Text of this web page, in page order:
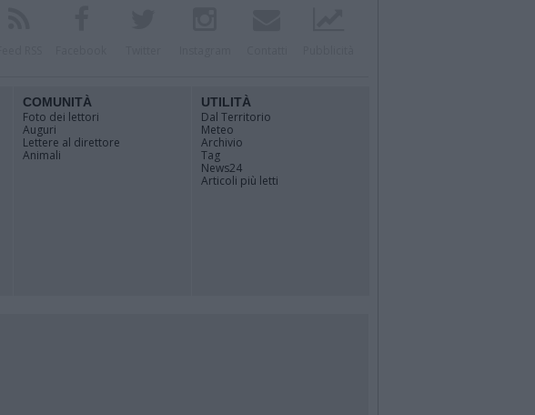
COMUNITÀ
Foto dei lettori
Auguri
Lettere al direttore
Animali
UTILITÀ
Dal Territorio
Meteo
Archivio
Tag
News24
Articoli più letti